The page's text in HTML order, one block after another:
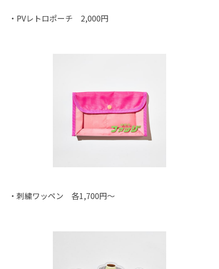
・PVレトロポーチ 2,000円
・刺繍ワッペン 各1,700円～